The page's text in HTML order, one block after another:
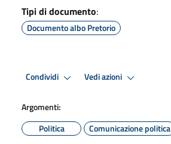
Tipi di documento:
Documento albo Pretorio
Condividi Vedi azioni
Argomenti:
Politica
Comunicazione politica